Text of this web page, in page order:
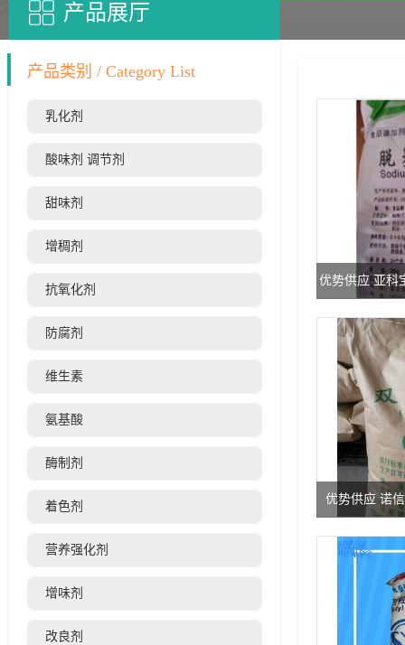
产品展厅
产品类别 / Category List
乳化剂
酸味剂 调节剂
甜味剂
增稠剂
抗氧化剂
防腐剂
维生素
氨基酸
酶制剂
着色剂
营养强化剂
增味剂
改良剂
优势供应 亚科
优势供应 诺